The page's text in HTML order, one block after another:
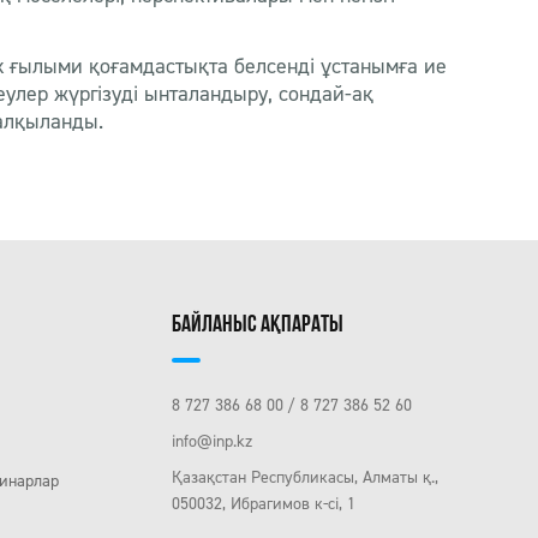
қоғамдастықта белсенді ұстанымға ие
жүргізуді ынталандыру, сондай-ақ
БАЙЛАНЫС АҚПАРАТЫ
8 727 386 68 00
8 727 386 52 60
info@inp.kz
Қазақстан Республикасы, Алматы қ.,
050032, Ибрагимов к-сі, 1